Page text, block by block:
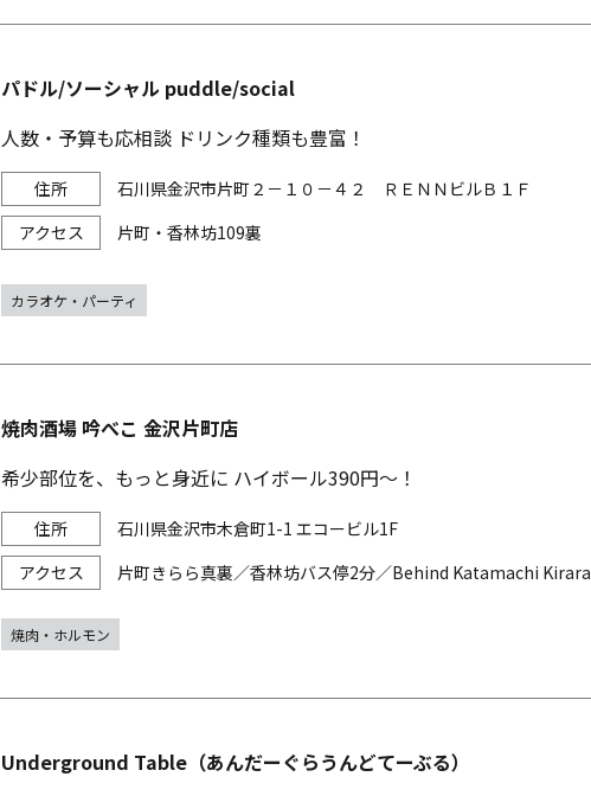
パドル/ソーシャル puddle/social
人数・予算も応相談 ドリンク種類も豊富！
石川県金沢市片町２－１０－４２ ＲＥＮＮビルＢ１Ｆ
片町・香林坊109裏
カラオケ・パーティ
焼肉酒場 吟べこ 金沢片町店
希少部位を、もっと身近に ハイボール390円～！
石川県金沢市木倉町1-1 エコービル1F
片町きらら真裏／香林坊バス停2分／Behind Katamachi Kirara
焼肉・ホルモン
Underground Table（あんだーぐらうんどてーぶる）